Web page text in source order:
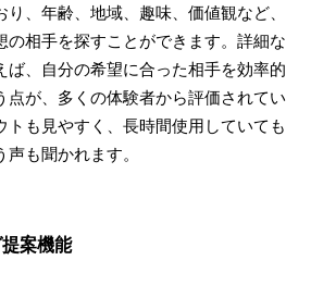
、年齢、地域、趣味、価値観など、
の相手を探すことができます。詳細な
ば、自分の希望に合った相手を効率的
点が、多くの体験者から評価されてい
トも見やすく、長時間使用していても
も聞かれます。
案機能